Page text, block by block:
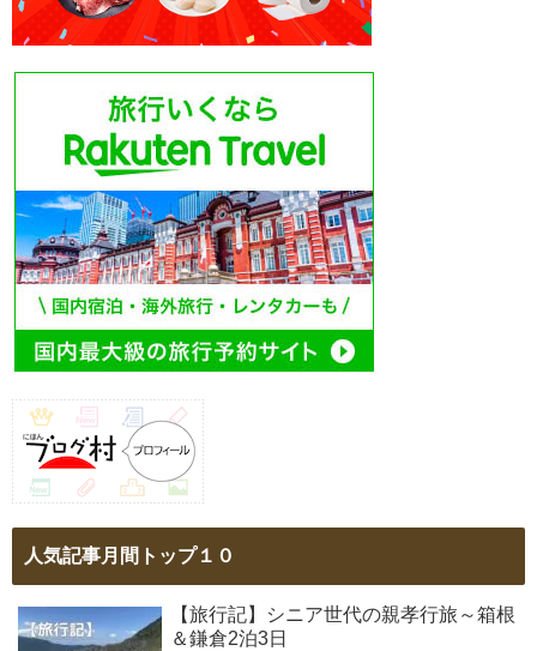
人気記事月間トップ１０
【旅行記】シニア世代の親孝行旅～箱根
＆鎌倉2泊3日